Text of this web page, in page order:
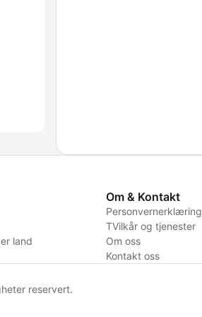
land
Om & Kontakt
Personvernerklæring
TVilkår og tjenester
Om oss
Kontakt oss
reservert.